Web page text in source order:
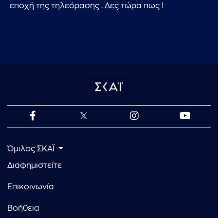
εποχή της τηλεόρασης . Δες τώρα πως !
Όμιλος ΣΚΑΪ
Διαφημιστείτε
Επικοινωνία
Βοήθεια